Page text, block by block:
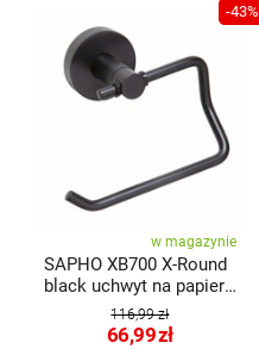
-43%
w magazynie
SAPHO XB700 X-Round
black uchwyt na papier
toalet owy bez pokrywy,
116,99 zł
66,99zł